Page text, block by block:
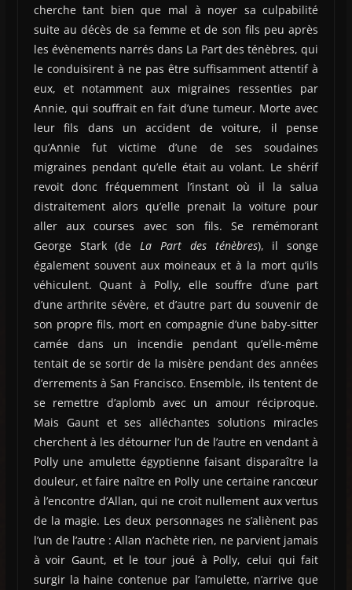
cherche tant bien que mal à noyer sa culpabilité
suite au décès de sa femme et de son fils peu après
les évènements narrés dans La Part des ténèbres, qui
le conduisirent à ne pas être suffisamment attentif à
eux, et notamment aux migraines ressenties par
Annie, qui souffrait en fait d’une tumeur. Morte avec
leur fils dans un accident de voiture, il pense
qu’Annie fut victime d’une de ses soudaines
migraines pendant qu’elle était au volant. Le shérif
revoit donc fréquemment l’instant où il la salua
distraitement alors qu’elle prenait la voiture pour
aller aux courses avec son fils. Se remémorant
George Stark (deLa Part des ténèbres), il songe
également souvent aux moineaux et à la mort qu’ils
véhiculent. Quant à Polly, elle souffre d’une part
d’une arthrite sévère, et d’autre part du souvenir de
son propre fils, mort en compagnie d’une baby-sitter
camée dans un incendie pendant qu’elle-même
tentait de se sortir de la misère pendant des années
d’errements à San Francisco. Ensemble, ils tentent de
se remettre d’aplomb avec un amour réciproque.
Mais Gaunt et ses alléchantes solutions miracles
cherchent à les détourner l’un de l’autre en vendant à
Polly une amulette égyptienne faisant disparaître la
douleur, et faire naître en Polly une certaine rancœur
à l’encontre d’Allan, qui ne croit nullement aux vertus
de la magie. Les deux personnages ne s’aliènent pas
l’un de l’autre : Allan n’achète rien, ne parvient jamais
à voir Gaunt, et le tour joué à Polly, celui qui fait
surgir la haine contenue par l’amulette, n’arrive que